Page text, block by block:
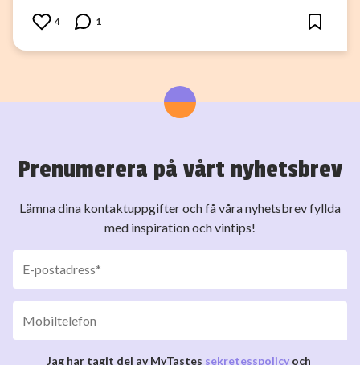
4 1
Prenumerera på vårt nyhetsbrev
Lämna dina kontaktuppgifter och få våra nyhetsbrev fyllda
med inspiration och vintips!
Jag har tagit del av MyTastes sekretesspolicy och